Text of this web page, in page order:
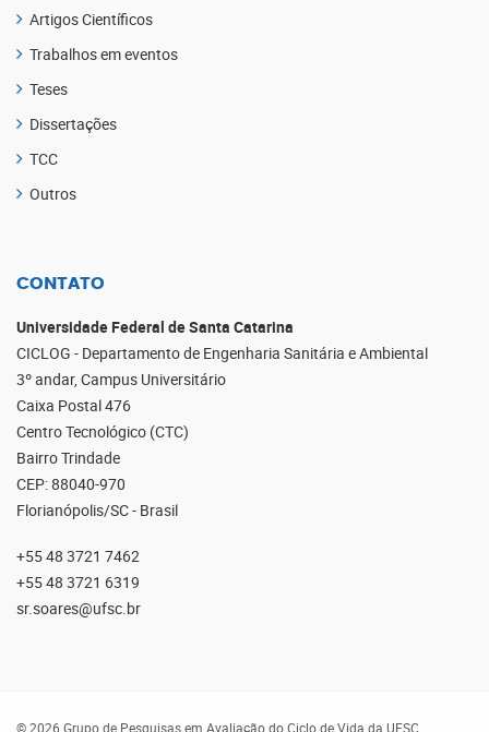
Artigos Científicos
Trabalhos em eventos
Teses
Dissertações
TCC
Outros
CONTATO
Universidade Federal de Santa Catarina
CICLOG - Departamento de Engenharia Sanitária e Ambiental
3º andar, Campus Universitário
Caixa Postal 476
Centro Tecnológico (CTC)
Bairro Trindade
CEP: 88040-970
Florianópolis/SC - Brasil
+55 48 3721 7462
+55 48 3721 6319
sr.soares@ufsc.br
© 2026 Grupo de Pesquisas em Avaliação do Ciclo de Vida da UFSC